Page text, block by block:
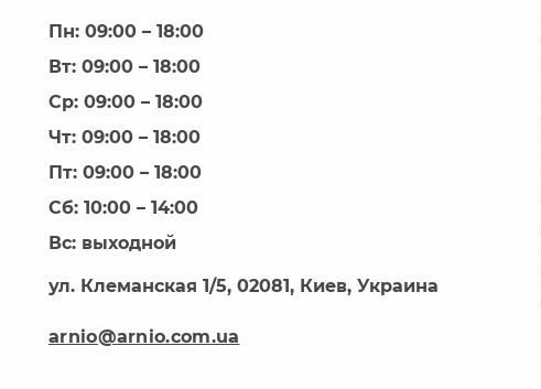
Пн: 09:00 – 18:00
Вт: 09:00 – 18:00
Ср: 09:00 – 18:00
Чт: 09:00 – 18:00
Пт: 09:00 – 18:00
Сб: 10:00 – 14:00
Вс: выходной
ул. Клеманская 1/5, 02081, Киев, Украина
arnio@arnio.com.ua